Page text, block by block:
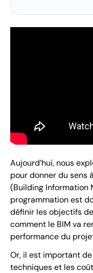
Aujourd’hui, nous
pour donner du sens
(Building Information
programmation est
définir les objectifs
comment le BIM va
performance du
Or, il est important
techniques et les